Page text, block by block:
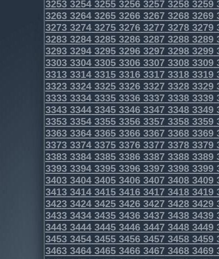
3253325432553256325732583259
3263326432653266326732683269
3273327432753276327732783279
3283328432853286328732883289
3293329432953296329732983299
3303330433053306330733083309
3313331433153316331733183319
3323332433253326332733283329
3333333433353336333733383339
3343334433453346334733483349
3353335433553356335733583359
3363336433653366336733683369
3373337433753376337733783379
3383338433853386338733883389
3393339433953396339733983399
3403340434053406340734083409
3413341434153416341734183419
3423342434253426342734283429
3433343434353436343734383439
3443344434453446344734483449
3453345434553456345734583459
3463346434653466346734683469